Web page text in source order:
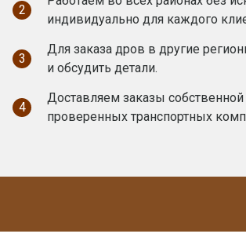
2
индивидуально для каждого
3
Для заказа дров в другие
и обсудить детали.
4
Доставляем заказы
проверенных транспортных